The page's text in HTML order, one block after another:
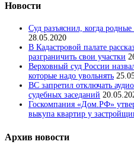
Новости
Суд разъяснил, когда
28.05.2020
В Кадастровой палате
разграничить свои участки
Верховный суд России
которые надо увольнять
ВС запретил отключать
судебных заседаний
Госкомпания «Дом.РФ»
выкупа квартир у
Архив новости